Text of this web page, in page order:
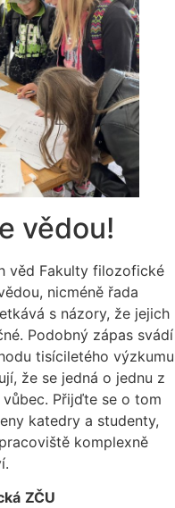
vědou!
věd Fakulty filozofické
nicméně řada
s názory, že jejich
Podobný zápas svádí
tisíciletého výzkumu
že se jedná o jednu z
Přijďte se o tom
katedry a studenty,
komplexně
ZČU